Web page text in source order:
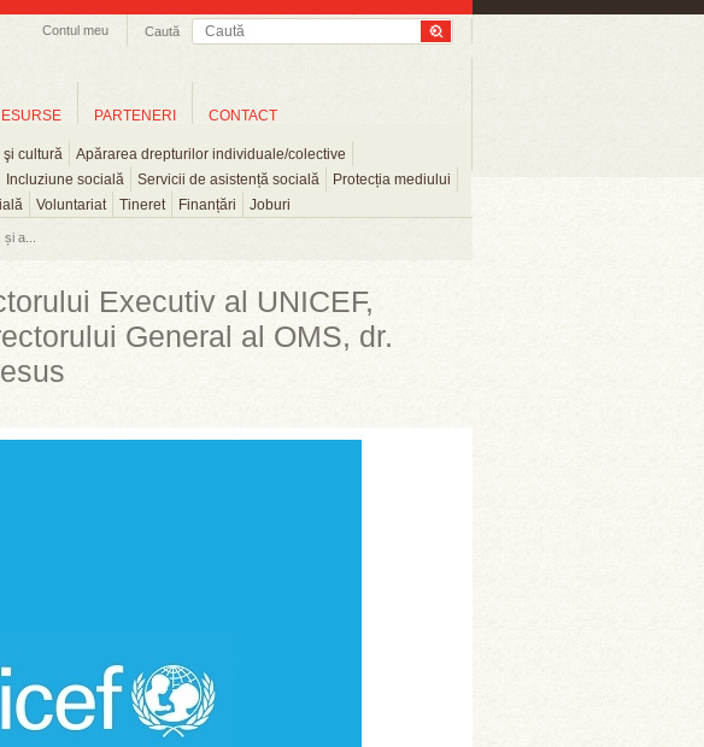
Caută
Contul meu
şi cultură
Apărarea drepturilor individuale/colective
Incluziune socială Servicii de asistență socială
Protecția mediului
Voluntariat Tineret Finanțări Joburi
PARTENERI CONTACT
a...
Executiv al UNICEF,
General al OMS, dr.